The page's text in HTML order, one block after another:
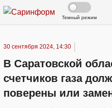
Темный режим
30 сентября 2024, 14:30
В Саратовской
счетчиков газа
поверены или